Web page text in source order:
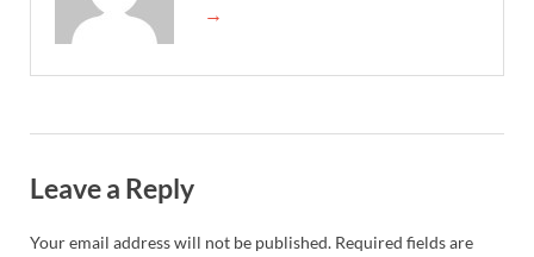
→
Leave a Reply
Your email address will not be published. Required fields are